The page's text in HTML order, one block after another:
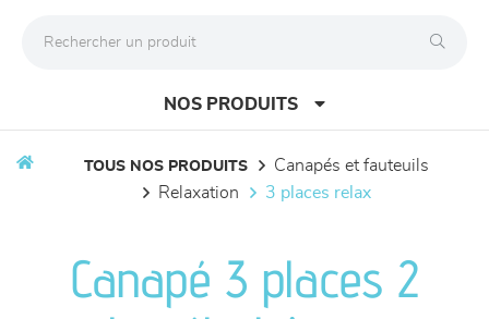
NOS PRODUITS
séjours
TOUS NOS PRODUITS
canapés et fauteuils
relaxation
3 places relax
Canapé 3 places 2